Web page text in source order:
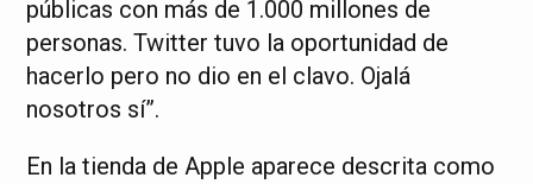
públicas con más de 1.000 millones de
personas. Twitter tuvo la oportunidad de
hacerlo pero no dio en el clavo. Ojalá
nosotros sí”.
En la tienda de Apple aparece descrita como